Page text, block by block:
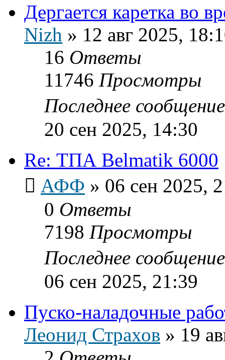
Дергается каретка во
Nizh » 12 авг 2025,
16 Ответы
11746 Просмотры
Последнее
20 сен 2025, 14:30
Re: ТПА Belmatik 6000
АФФ » 06 сен 2025,
0 Ответы
7198 Просмотры
Последнее
06 сен 2025, 21:39
Пуско-наладочные
Леонид Страхов » 19